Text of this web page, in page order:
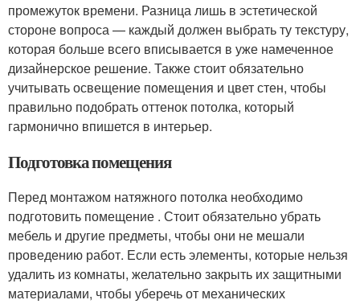
промежуток времени. Разница лишь в эстетической
стороне вопроса — каждый должен выбрать ту текстуру,
которая больше всего вписывается в уже намеченное
дизайнерское решение. Также стоит обязательно
учитывать освещение помещения и цвет стен, чтобы
правильно подобрать оттенок потолка, который
гармонично впишется в интерьер.
Подготовка помещения
Перед монтажом натяжного потолка необходимо
подготовить помещение . Стоит обязательно убрать
мебель и другие предметы, чтобы они не мешали
проведению работ. Если есть элементы, которые нельзя
удалить из комнаты, желательно закрыть их защитными
материалами, чтобы уберечь от механических